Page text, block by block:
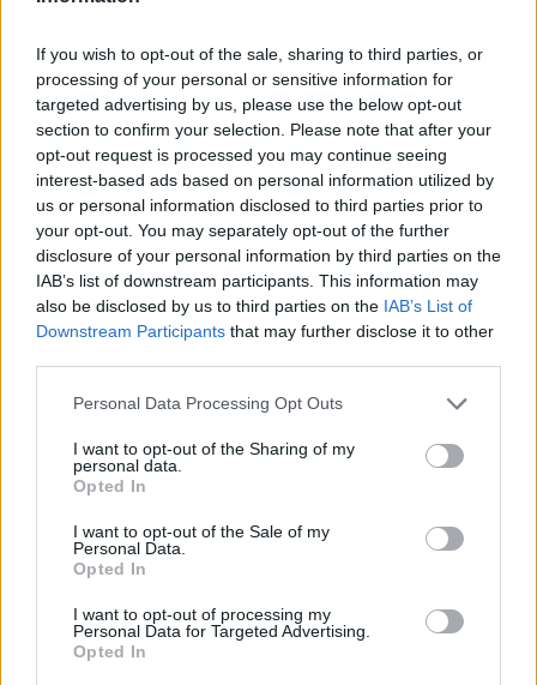
If you wish to opt-out of the sale, sharing to third parties, or
processing of your personal or sensitive information for
targeted advertising by us, please use the below opt-out
section to confirm your selection. Please note that after your
opt-out request is processed you may continue seeing
interest-based ads based on personal information utilized by
us or personal information disclosed to third parties prior to
your opt-out. You may separately opt-out of the further
disclosure of your personal information by third parties on the
IAB’s list of downstream participants. This information may
also be disclosed by us to third parties on the IAB’s List of
Downstream Participants that may further disclose it to other
Personal Data Processing Opt Outs
I want to opt-out of the Sharing of my
personal data.
Opted In
I want to opt-out of the Sale of my
Personal Data.
Opted In
I want to opt-out of processing my
Personal Data for Targeted Advertising.
Opted In